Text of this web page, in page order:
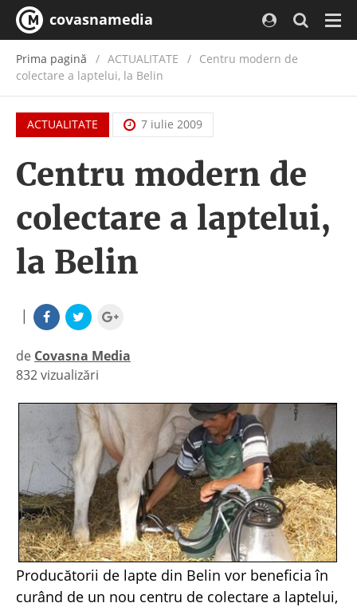
covasnamedia
Prima pagină ACTUALITATE / Centru modern de
colectare a laptelui, la Belin
ACTUALITATE 7 iulie 2009
Centru modern de
colectare a laptelui,
la Belin
|
de Covasna Media
|
832 vizualizări
Producătorii de lapte din Belin vor beneficia în
curând de un nou centru de colectare a laptelui,